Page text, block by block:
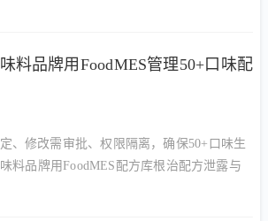
料品牌用FoodMES管理50+口味配
、修改需审批、权限隔离，确保50+口味生
料品牌用FoodMES配方库根治配方泄露与